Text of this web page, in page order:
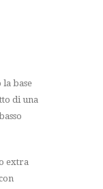
base
di una
extra